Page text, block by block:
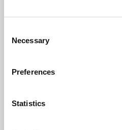
Selection
Necessary
Preferences
Statistics
10.03.2025